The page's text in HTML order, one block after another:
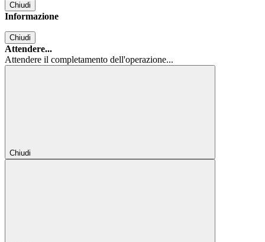
Chiudi
Informazione
Chiudi
Attendere...
Attendere il completamento dell'operazione...
Chiudi